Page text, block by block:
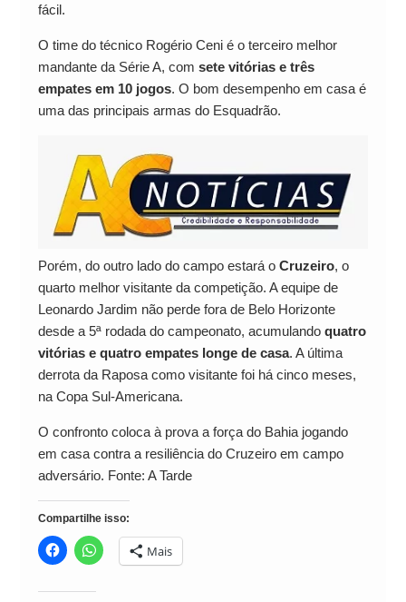
fácil.
O time do técnico Rogério Ceni é o terceiro melhor
mandante da Série A, com sete vitórias e três
empates em 10 jogos. O bom desempenho em casa é
uma das principais armas do Esquadrão.
Porém, do outro lado do campo estará o Cruzeiro, o
quarto melhor visitante da competição. A equipe de
Leonardo Jardim não perde fora de Belo Horizonte
desde a 5ª rodada do campeonato, acumulando quatro
vitórias e quatro empates longe de casa. A última
derrota da Raposa como visitante foi há cinco meses,
na Copa Sul-Americana.
O confronto coloca à prova a força do Bahia jogando
em casa contra a resiliência do Cruzeiro em campo
adversário. Fonte: A Tarde
Compartilhe isso:
Mais